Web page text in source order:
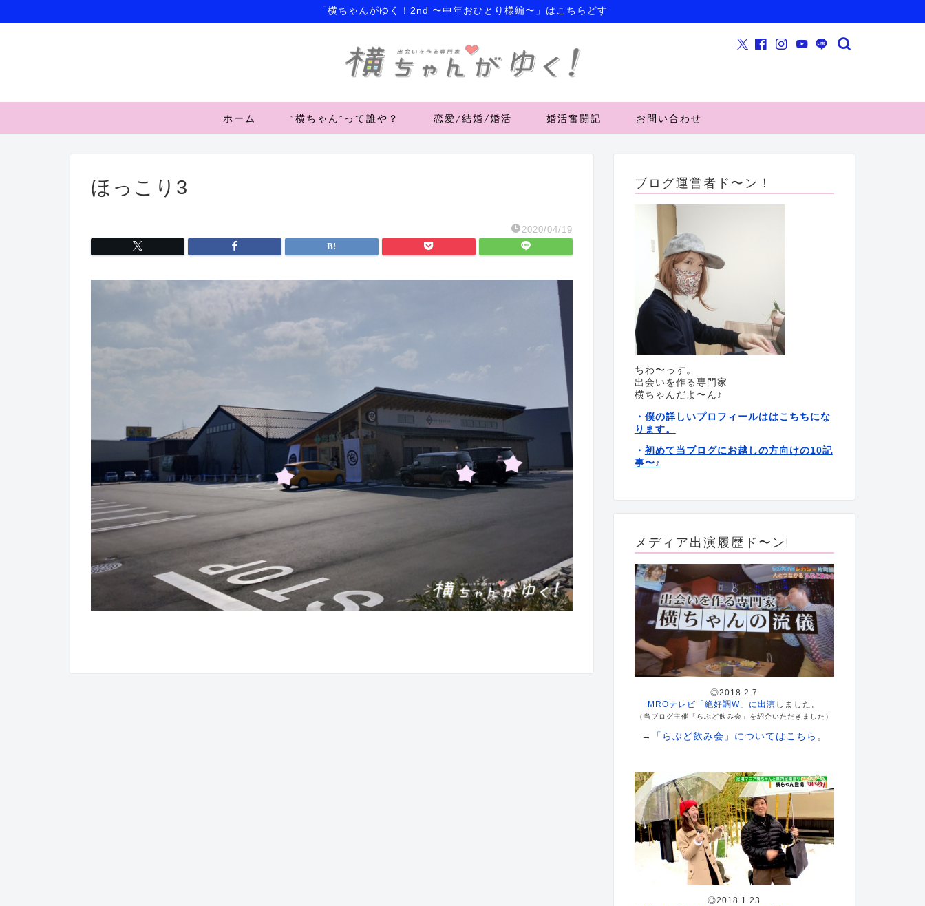
「横ちゃんがゆく！2nd 〜中年おひとり様編〜」はこちらどす
ホーム ”横ちゃん”って誰や？ 恋愛/結婚/婚活 婚活奮闘記 お問い合わせ
ほっこり3
2020/04/19
ブログ運営者ド〜ン！
ちわ〜っす。
出会いを作る専門家
横ちゃんだよ〜ん♪
・ 僕の詳しいプロフィールははこちちにな
ります。
・ 初めて当ブログにお越しの方向けの10記
事〜♪
メディア出演履歴ド〜ン!
◎2018.2.7
MROテレビ「絶好調W」に出演 しました。
（当ブログ主催「らぶど飲み会」を紹介いただきました）
→ 「らぶど飲み会」についてはこちら 。
◎2018.1.23